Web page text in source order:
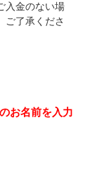
入金のない場
ご了承くださ
お名前を入力